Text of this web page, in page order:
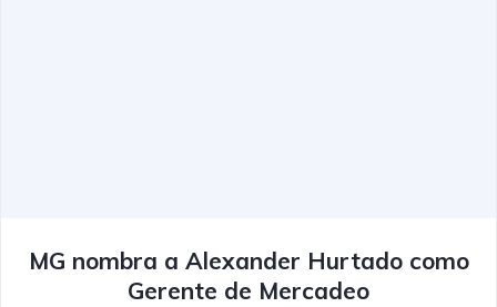
MG nombra a Alexander Hurtado como
Gerente de Mercadeo